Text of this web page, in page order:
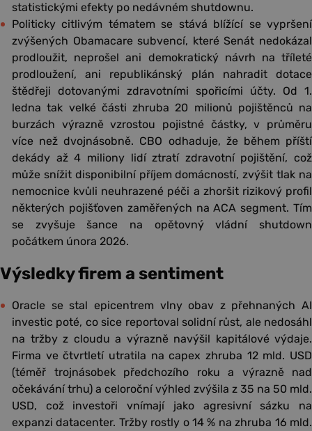
statistickými efekty po nedávném shutdownu.
Politicky citlivým tématem se stává blížící se vypršení
zvýšených Obamacare subvencí, které Senát nedokázal
prodloužit, neprošel ani demokratický návrh na tříleté
prodloužení, ani republikánský plán nahradit dotace
štědřeji dotovanými zdravotními spořicími účty. Od 1.
ledna tak velké části zhruba 20 milionů pojištěnců na
burzách výrazně vzrostou pojistné částky, v průměru
více než dvojnásobně. CBO odhaduje, že během příští
dekády až 4 miliony lidí ztratí zdravotní pojištění, což
může snížit disponibilní příjem domácností, zvýšit tlak na
nemocnice kvůli neuhrazené péči a zhoršit rizikový profil
některých pojišťoven zaměřených na ACA segment. Tím
se zvyšuje šance na opětovný vládní shutdown
počátkem února 2026.
Výsledky firem a sentiment
Oracle se stal epicentrem vlny obav z přehnaných AI
investic poté, co sice reportoval solidní růst, ale nedosáhl
na tržby z cloudu a výrazně navýšil kapitálové výdaje.
Firma ve čtvrtletí utratila na capex zhruba 12 mld. USD
(téměř trojnásobek předchozího roku a výrazně nad
očekávání trhu) a celoroční výhled zvýšila z 35 na 50 mld.
USD, což investoři vnímají jako agresivní sázku na
expanzi datacenter. Tržby rostly o 14 % na zhruba 16 mld.